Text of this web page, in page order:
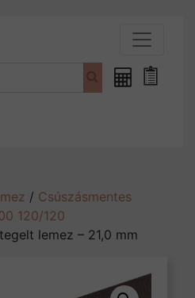
Fűrészáru
/ Csúszásmentes
120/120
lemez – 21,0 mm